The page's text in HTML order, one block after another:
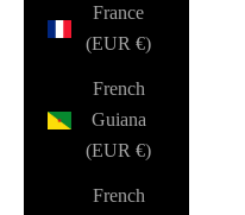
France
(EUR €)
French
Guiana
(EUR €)
French